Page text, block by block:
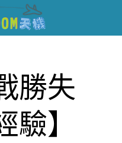
勝失
】